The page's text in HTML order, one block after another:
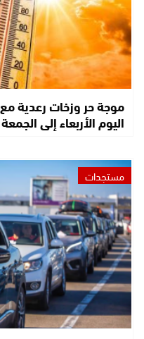
موجة حر وزخات رعدية
اليوم الأربعاء إلى
مستجدات